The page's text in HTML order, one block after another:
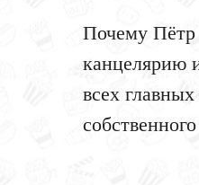
Почему
канцелярию
всех